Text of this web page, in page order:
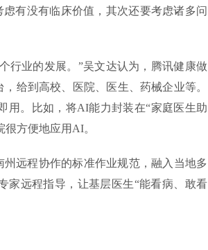
有没有临床价值，其次还要考虑诸多问
行业的发展。”吴文达认为，腾讯健康做
给到高校、医院、医生、药械企业等。
用。比如，将AI能力封装在“家庭医生助
方便地应用AI。
远程协作的标准作业规范，融入当地多
家远程指导，让基层医生“能看病、敢看